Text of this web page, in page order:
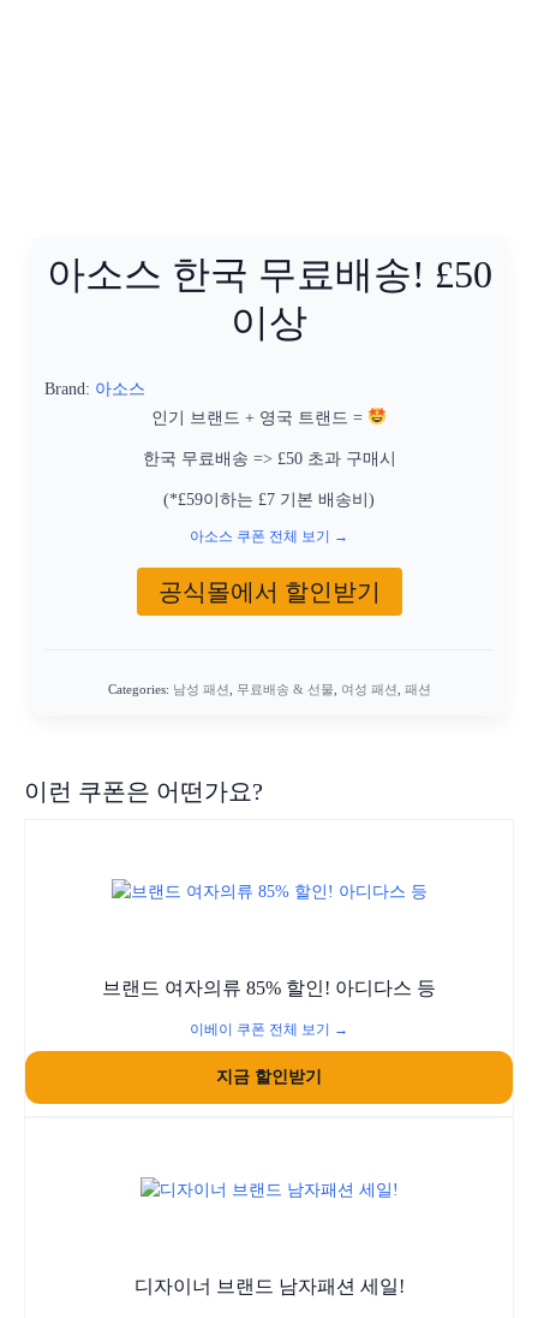
아소스 한국 무료배송! £50
이상
Brand: 아소스
인기 브랜드 + 영국 트랜드 =
한국 무료배송 => £50 초과 구매시
(*£59이하는 £7 기본 배송비)
아소스 쿠폰 전체 보기 →
공식몰에서 할인받기
Categories: 남성 패션 무료배송 & 선물 여성 패션 패션
이런 쿠폰은 어떤가요?
브랜드 여자의류 85% 할인! 아디다스 등
이베이 쿠폰 전체 보기 →
지금 할인받기
디자이너 브랜드 남자패션 세일!